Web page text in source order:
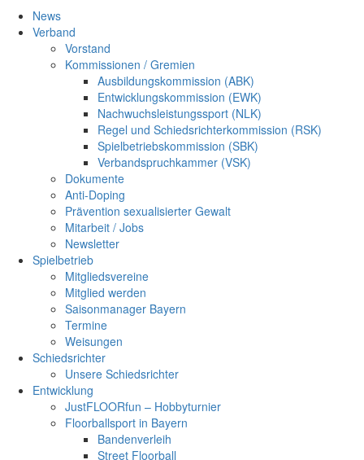
News
Verband
Vorstand
Kommissionen / Gremien
Ausbildungskommission (ABK)
Entwicklungskommission (EWK)
Nachwuchsleistungssport (NLK)
Regel und Schiedsrichterkommission (RSK)
Spielbetriebskommission (SBK)
Verbandspruchkammer (VSK)
Dokumente
Anti-Doping
Prävention sexualisierter Gewalt
Mitarbeit / Jobs
Newsletter
Spielbetrieb
Mitgliedsvereine
Mitglied werden
Saisonmanager Bayern
Termine
Weisungen
Schiedsrichter
Unsere Schiedsrichter
Entwicklung
JustFLOORfun – Hobbyturnier
Floorballsport in Bayern
Bandenverleih
Street Floorball